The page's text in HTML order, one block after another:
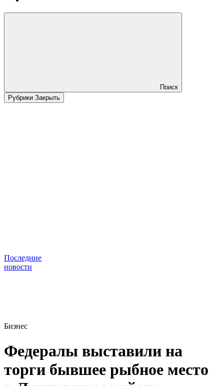
Поиск
Рубрики Закрыть
Последние
новости
Бизнес
Федералы выставили на
торги бывшее рыбное место